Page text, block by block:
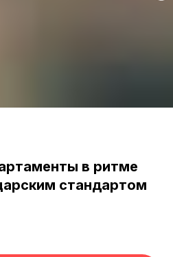
в ритме
стандартом